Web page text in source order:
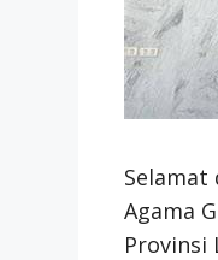
Agama
Provinsi